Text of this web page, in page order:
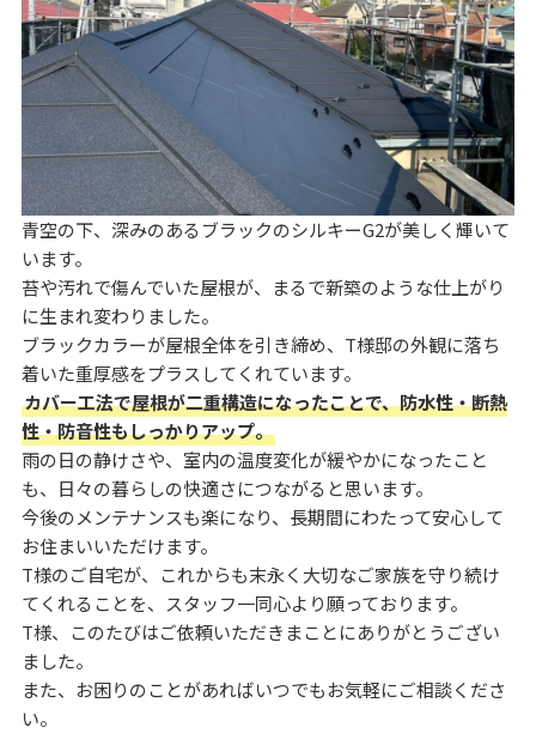
青空の下、深みのあるブラックのシルキーG2が美しく輝いて
います。
苔や汚れで傷んでいた屋根が、まるで新築のような仕上がり
に生まれ変わりました。
ブラックカラーが屋根全体を引き締め、T様邸の外観に落ち
着いた重厚感をプラスしてくれています。
カバー工法で屋根が二重構造になったことで、防水性・断熱
性・防音性もしっかりアップ。
雨の日の静けさや、室内の温度変化が緩やかになったこと
も、日々の暮らしの快適さにつながると思います。
今後のメンテナンスも楽になり、長期間にわたって安心して
お住まいいただけます。
T様のご自宅が、これからも末永く大切なご家族を守り続け
てくれることを、スタッフ一同心より願っております。
T様、このたびはご依頼いただきまことにありがとうござい
ました。
また、お困りのことがあればいつでもお気軽にご相談くださ
い。